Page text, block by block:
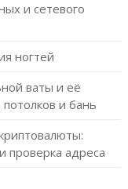
и сетевого
ногтей
ваты и её
и бань
проверка адреса